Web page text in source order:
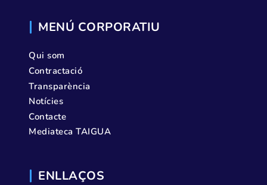
MENÚ CORPORATIU
Qui som
Contractació
Transparència
Notícies
Contacte
Mediateca TAIGUA
ENLLAÇOS